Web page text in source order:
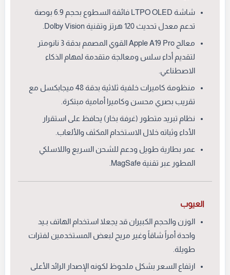
شاشة LTPO OLED فائقة السطوع بحجم 6.9 بوصة
تدعم معدل تحديث 120 هرتز وتقنية Dolby Vision.
معالج Apple A19 Pro القوي المصمم بدقة 3 نانومتر
لتقديم أداء سلس ومعالجة متقدمة لمهام الذكاء
الاصطناعي.
منظومة كاميرات خلفية ثلاثية بدقة 48 ميجابكسل مع
تقريب بصري محسن وكاميرا أمامية مبتكرة.
نظام تبريد متطور (غرفة بخار) يحافظ على استقرار
الأداء وثباته خلال الاستخدام المكثف والألعاب.
عمر بطارية طويل ودعم للشحن السريع واللاسلكي
المطور عبر تقنية MagSafe.
العيوب
الوزن والحجم الكبيران قد يجعلا استخدام الهاتف بـيد
واحدة أمراً شاقاً وغير مريح لبعض المستخدمين لفترات
طويلة.
ارتفاع السعر بشكل ملحوظ لكونه الإصدار الرائد الأعلى